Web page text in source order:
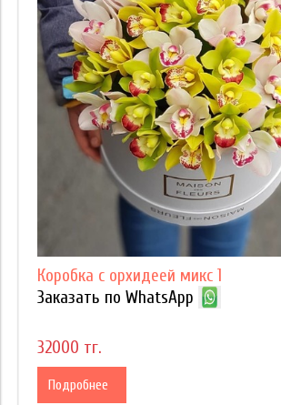
Коробка с орхидеей микс 1
Заказать по WhatsApp
32000 тг.
Подробнее